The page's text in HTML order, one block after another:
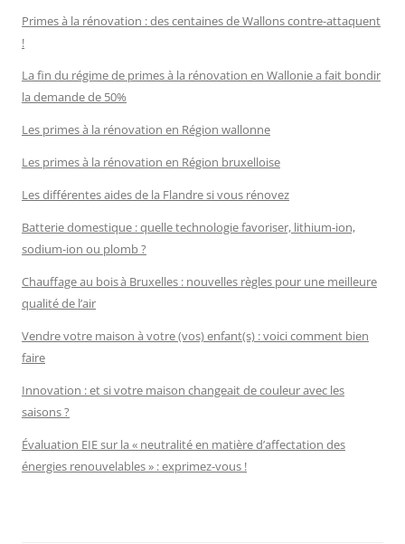
Primes à la rénovation : des centaines de Wallons contre-attaquent
!
La fin du régime de primes à la rénovation en Wallonie a fait bondir
la demande de 50%
Les primes à la rénovation en Région wallonne
Les primes à la rénovation en Région bruxelloise
Les différentes aides de la Flandre si vous rénovez
Batterie domestique : quelle technologie favoriser, lithium-ion,
sodium-ion ou plomb ?
Chauffage au bois à Bruxelles : nouvelles règles pour une meilleure
qualité de l’air
Vendre votre maison à votre (vos) enfant(s) : voici comment bien
faire
Innovation : et si votre maison changeait de couleur avec les
saisons ?
Évaluation EIE sur la « neutralité en matière d’affectation des
énergies renouvelables » : exprimez-vous !